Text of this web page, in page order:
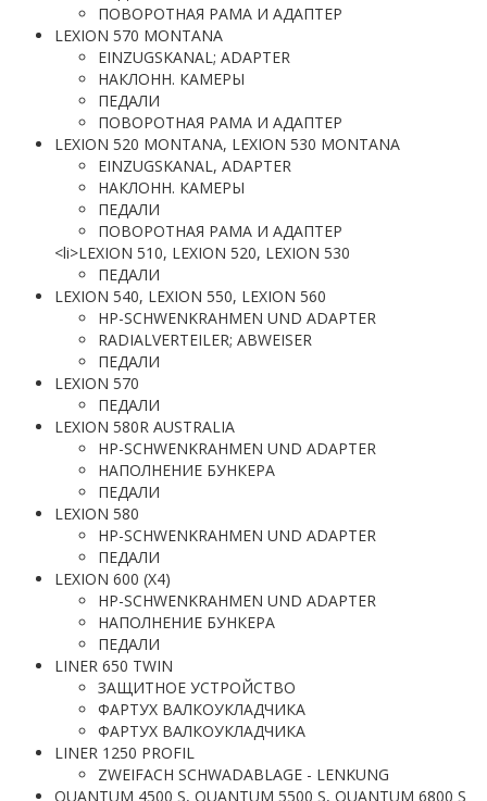
ПОВОРОТНАЯ РАМА И АДАПТЕР
LEXION 570 MONTANA
EINZUGSKANAL; ADAPTER
НАКЛОНН. КАМЕРЫ
ПЕДАЛИ
ПОВОРОТНАЯ РАМА И АДАПТЕР
LEXION 520 MONTANA, LEXION 530 MONTANA
EINZUGSKANAL, ADAPTER
НАКЛОНН. КАМЕРЫ
ПЕДАЛИ
ПОВОРОТНАЯ РАМА И АДАПТЕР
<li>LEXION 510, LEXION 520, LEXION 530
ПЕДАЛИ
LEXION 540, LEXION 550, LEXION 560
HP-SCHWENKRAHMEN UND ADAPTER
RADIALVERTEILER; ABWEISER
ПЕДАЛИ
LEXION 570
ПЕДАЛИ
LEXION 580R AUSTRALIA
HP-SCHWENKRAHMEN UND ADAPTER
НАПОЛНЕНИЕ БУНКЕРА
ПЕДАЛИ
LEXION 580
HP-SCHWENKRAHMEN UND ADAPTER
ПЕДАЛИ
LEXION 600 (X4)
HP-SCHWENKRAHMEN UND ADAPTER
НАПОЛНЕНИЕ БУНКЕРА
ПЕДАЛИ
LINER 650 TWIN
ЗАЩИТНОЕ УСТРОЙСТВО
ФАРТУХ ВАЛКОУКЛАДЧИКА
ФАРТУХ ВАЛКОУКЛАДЧИКА
LINER 1250 PROFIL
ZWEIFACH SCHWADABLAGE - LENKUNG
QUANTUM 4500 S, QUANTUM 5500 S, QUANTUM 6800 S